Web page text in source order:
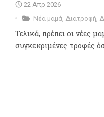
22 Απρ 2026
Νέα μαμά, Διατροφή,
Τελικά, πρέπει οι νέες
συγκεκριμένες τροφές